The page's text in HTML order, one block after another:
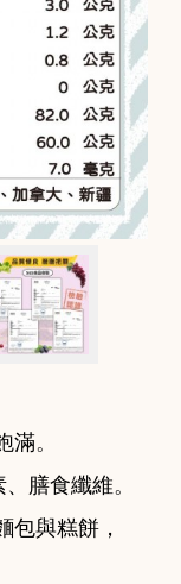
滿。
、膳食纖維。
包與糕餅，